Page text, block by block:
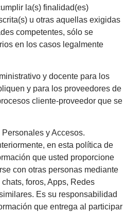
la(s) finalidad(es)
u otras aquellas exigidas
competentes, sólo se
en los casos legalmente
y docente para los
y para los proveedores de
cliente-proveedor que se
y Accesos.
en esta política de
que usted proporcione
con otras personas mediante
foros, Apps, Redes
Es su responsabilidad
que entrega al participar